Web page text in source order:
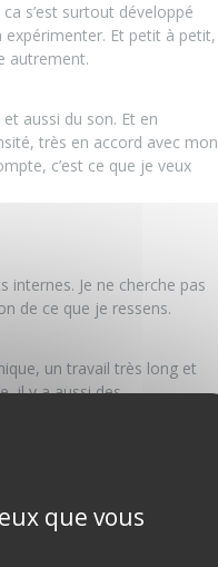
s’est surtout développé
expérimenter. Et petit à petit,
autrement.
aussi du son. Et en
très en accord avec mon
c’est ce que je veux
internes. Je ne cherche pas
de ce que je ressens.
un travail très long et
il y a aussi des
que vous